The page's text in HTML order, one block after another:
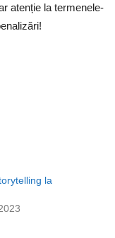
atenție la termenele-
la